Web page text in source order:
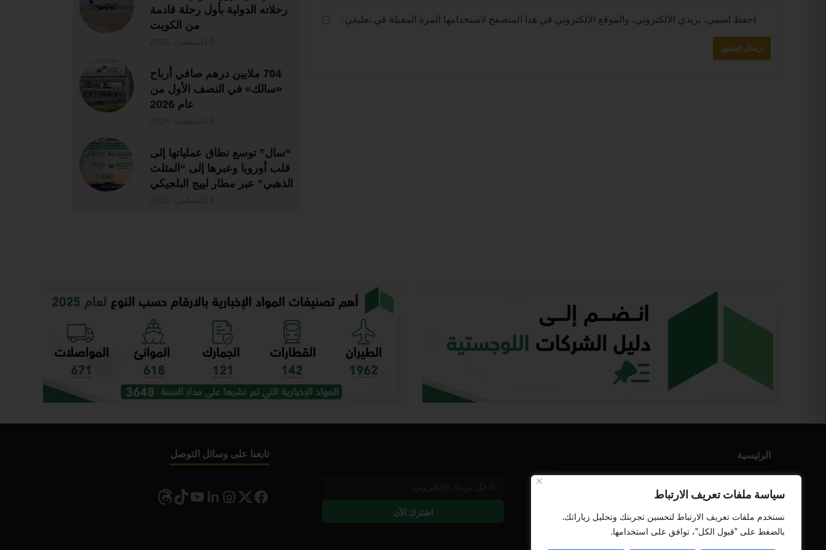
سياسة ملفات تعريف الارتباط
نستخدم ملفات تعريف الارتباط لتحسين تجربتك وتحليل زياراتك.
بالضغط على "قبول الكل"، توافق على استخدامها.
احفظ اسمي، بريدي الإلكتروني، والموقع الإلكتروني في هذا المتصفح لاستخدامها المرة المقبلة في تعليقي.
رحلاته الدولية بأول رحلة قادمة
من الكويت
704 ملايين درهم صافي أرباح
«سالك» في النصف الأول من
عام 2026
“سال” توسع نطاق عملياتها إلى
قلب أوروبا وعبرها إلى “المثلث
الذهبي” عبر مطار لييج البلجيكي
الرئيسية
أعلن معنا
اشترك الآن
تابعنا على وسائل التوصل